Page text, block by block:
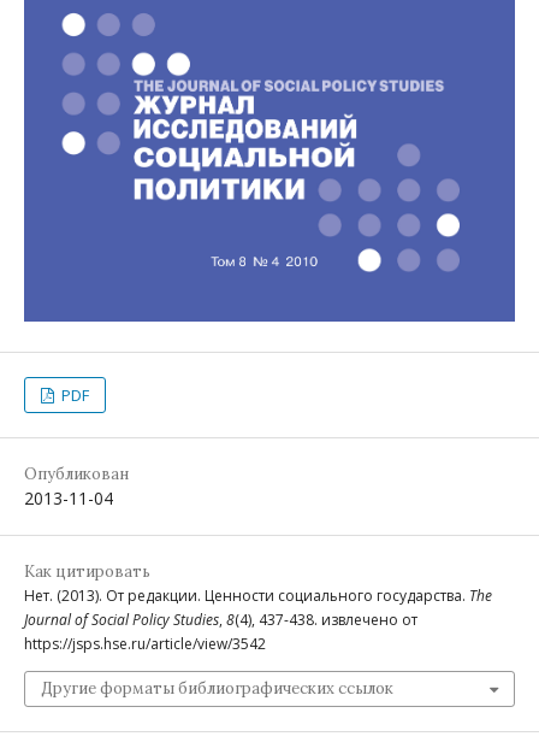
PDF
Опубликован
2013-11-04
Как цитировать
Нет. (2013). От редакции. Ценности социального государства. The
Journal of Social Policy Studies, 8(4), 437-438. извлечено от
https://jsps.hse.ru/article/view/3542
Другие форматы библиографических ссылок